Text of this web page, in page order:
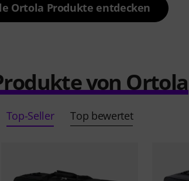
Ortola Produkte entdecken
von Ortola
Top-Seller Top bewertet